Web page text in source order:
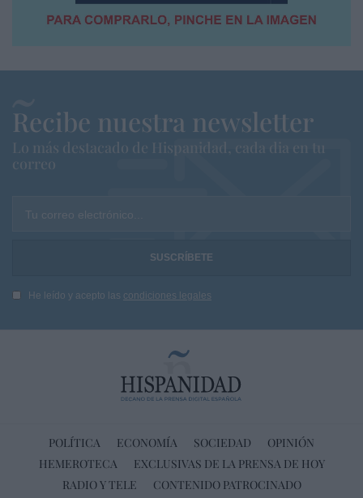
Recibe nuestra newsletter
Lo más destacado de Hispanidad, cada dia en tu
correo
Tu correo electrónico...
He leído y acepto las condiciones legales
POLÍTICA ECONOMÍA SOCIEDAD
OPINIÓN
HEMEROTECA
EXCLUSIVAS DE LA PRENSA DE HOY
RADIO Y TELE
CONTENIDO PATROCINADO